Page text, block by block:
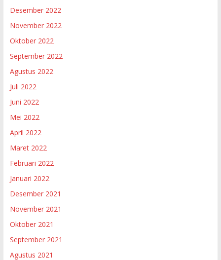
Desember 2022
November 2022
Oktober 2022
September 2022
Agustus 2022
Juli 2022
Juni 2022
Mei 2022
April 2022
Maret 2022
Februari 2022
Januari 2022
Desember 2021
November 2021
Oktober 2021
September 2021
Agustus 2021